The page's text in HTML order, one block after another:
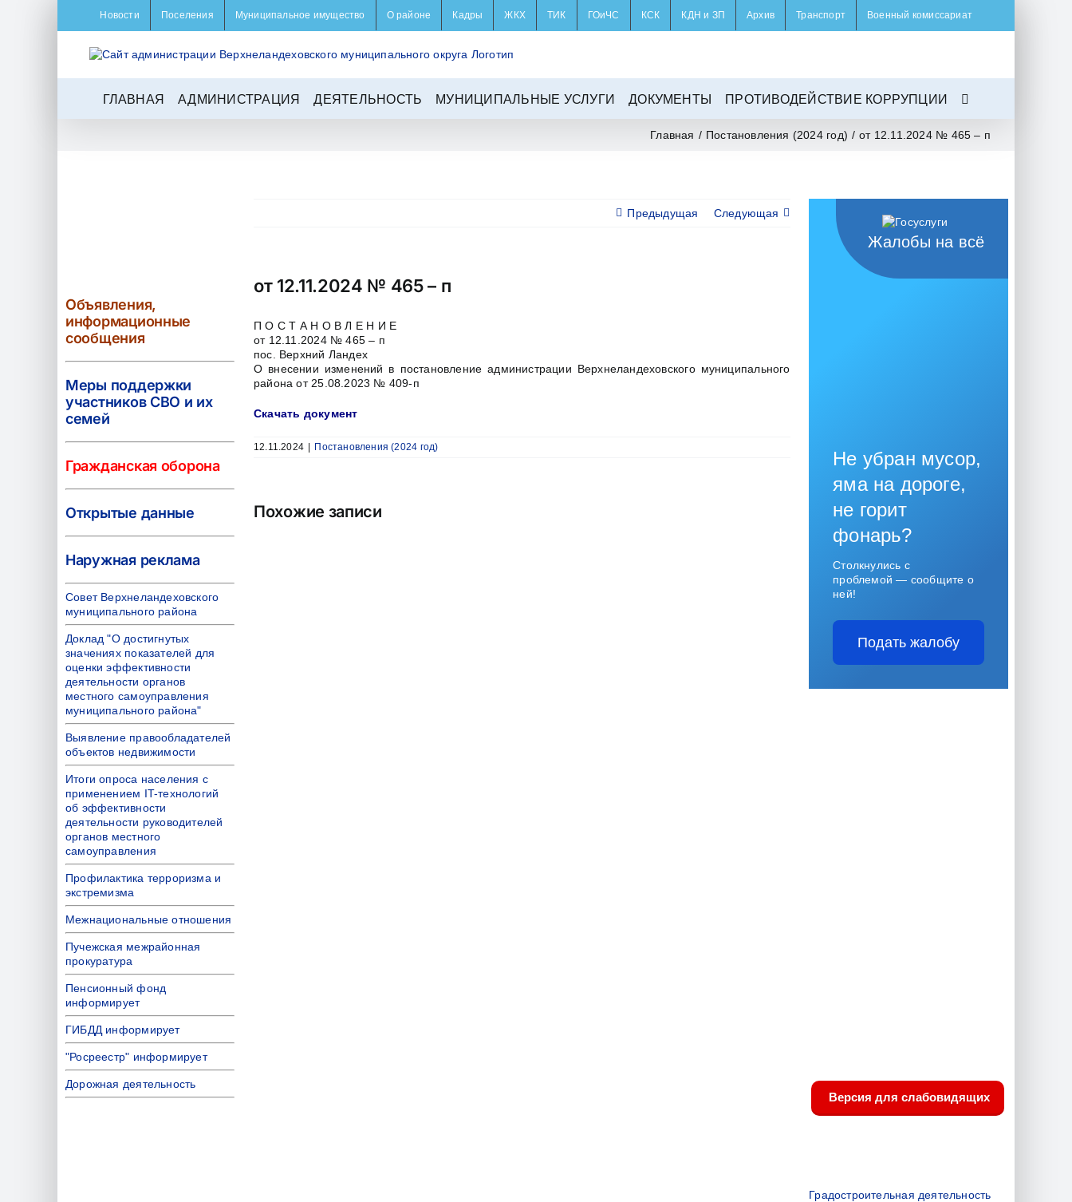
Новости Поселения Муниципальное имущество О районе Кадры ЖКХ ТИК ГОиЧС КСК КДН и ЗП Архив Транспорт Военный комиссариат
ГЛАВНАЯ АДМИНИСТРАЦИЯ ДЕЯТЕЛЬНОСТЬ МУНИЦИПАЛЬНЫЕ УСЛУГИ ДОКУМЕНТЫ ПРОТИВОДЕЙСТВИЕ КОРРУПЦИИ
Главная / Постановления (2024 год) / от 12.11.2024 № 465 – п
Предыдущая Следующая
от 12.11.2024 № 465 – п
П О С Т А Н О В Л Е Н И Е
от 12.11.2024 № 465 – п
пос. Верхний Ландех
О внесении изменений в постановление администрации Верхнеландеховского муниципального
района от 25.08.2023 № 409-п
Скачать документ
12.11.2024 Постановления (2024 год)
Похожие записи
Объявления,
информационные
сообщения
Меры поддержки
участников СВО и их
семей
Гражданская оборона
Открытые данные
Наружная реклама
Совет Верхнеландеховского
муниципального района
Доклад "О достигнутых
значениях показателей для
оценки эффективности
деятельности органов
местного самоуправления
муниципального района"
Выявление правообладателей
объектов недвижимости
Итоги опроса населения с
применением IT-технологий
об эффективности
деятельности руководителей
органов местного
самоуправления
Профилактика терроризма и
экстремизма
Межнациональные отношения
Пучежская межрайонная
прокуратура
Пенсионный фонд
информирует
ГИБДД информирует
"Росреестр" информирует
Дорожная деятельность
Жалобы на всё
Не убран мусор,
яма на дороге,
не горит
фонарь?
Столкнулись с
проблемой — сообщите о
ней!
Подать жалобу
Версия для слабовидящих
Градостроительная деятельность